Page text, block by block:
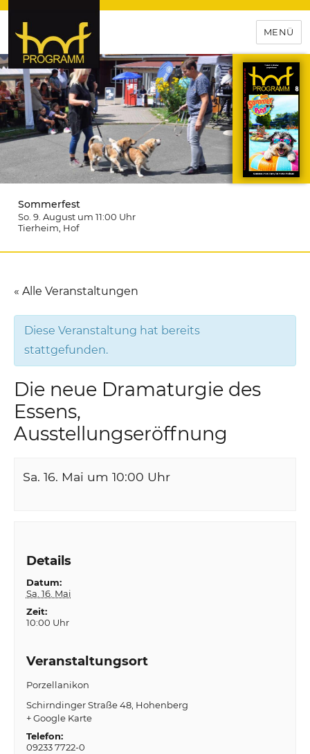
hof-programm – das
Veranstaltungsportal für
Hochfranken
MENÜ
Sommerfest
So. 9. August um 11:00 Uhr
Tierheim , Hof
« Alle Veranstaltungen
Diese Veranstaltung hat bereits
stattgefunden.
Die neue Dramaturgie des
Essens,
Ausstellungseröffnung
Sa. 16. Mai um 10:00 Uhr
Details
Datum:
Sa. 16. Mai
Zeit:
10:00 Uhr
Veranstaltungsort
Porzellanikon
Schirndinger Straße 48 Hohenberg
+ Google Karte
Telefon:
09233 7722-0